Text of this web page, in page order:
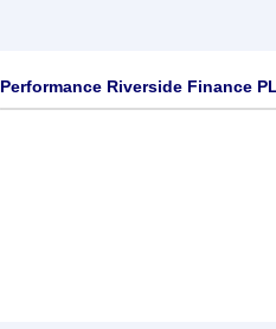
Performance Riverside Finance